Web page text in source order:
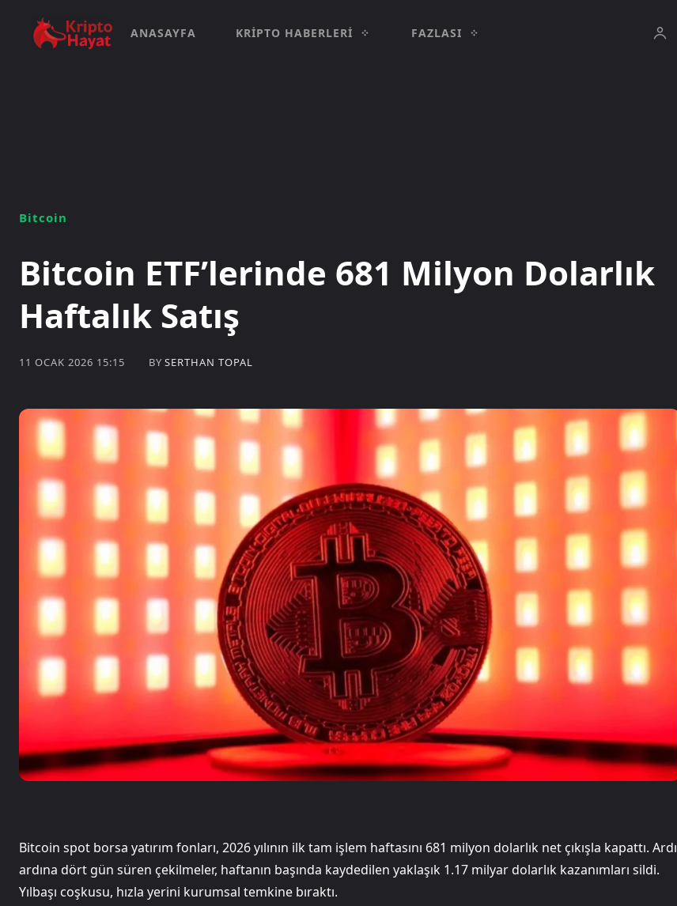
ANASAYFA KRIPTO HABERLERI FAZLASI
Bitcoin
Bitcoin ETF’lerinde 681 Milyon Dolarlık
Haftalık Satış
11 OCAK 2026 15:15 BY SERTHAN TOPAL
Bitcoin spot borsa yatırım fonları, 2026 yılının ilk tam işlem haftasını 681 milyon dolarlık net çıkışla kapattı. Ardı
ardına dört gün süren çekilmeler, haftanın başında kaydedilen yaklaşık 1.17 milyar dolarlık kazanımları sildi.
Yılbaşı coşkusu, hızla yerini kurumsal temkine bıraktı.